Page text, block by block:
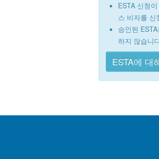
ESTA 신청
스 비자를 신
승인된
하지 않습니
ESTA에 대